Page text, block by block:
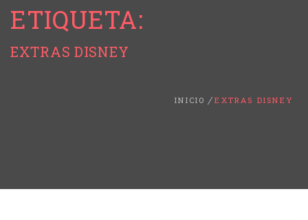
ETIQUETA:
EXTRAS DISNEY
INICIO EXTRAS DISNEY